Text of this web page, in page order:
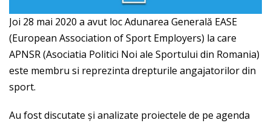
Joi 28 mai 2020 a avut loc Adunarea Generală EASE
(European Association of Sport Employers) la care
APNSR (Asociatia Politici Noi ale Sportului din Romania)
este membru si reprezinta drepturile angajatorilor din
sport.
Au fost discutate şi analizate proiectele de pe agenda